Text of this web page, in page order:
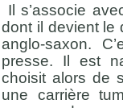
Il s’associe
dont il devient le
anglo-saxon.
presse. Il est
choisit alors de
une carrière